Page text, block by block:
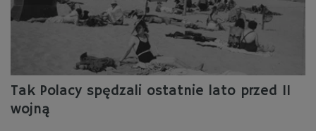
Tak Polacy spędzali ostatnie lato przed II
wojną